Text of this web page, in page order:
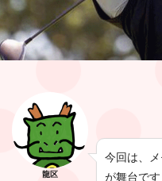
龍区
今回は、
が舞台です